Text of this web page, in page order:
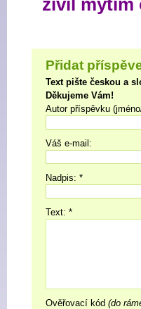
živil mytím
Přidat
Text pište českou a
Děkujeme Vám!
Autor příspěvku
Váš e-mail:
Nadpis: *
Text: *
Ověřovací kód (do